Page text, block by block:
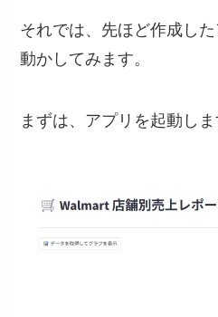
それでは、先ほど作成した
動かしてみます。
まずは、アプリを起動しま